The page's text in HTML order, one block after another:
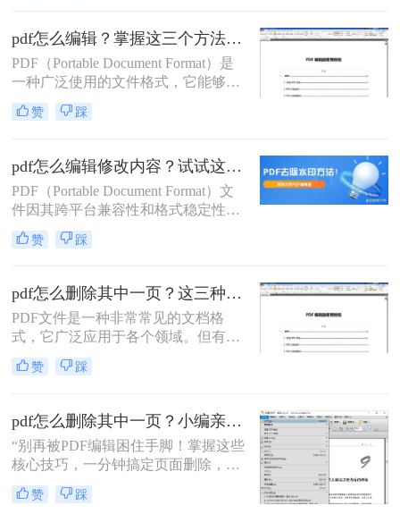
方法。
pdf怎么编辑？掌握这三个方法，轻松编辑PDF文件！
PDF（Portable Document Format）是
一种广泛使用的文件格式，它能够保
持文档格式不变，无论在哪种设备上
打开都能呈现出一致的效果。然而，
编辑，比如修改文字、添加注释或签
名等。那么pdf怎么编辑呢？本文将详
细介绍几种常见的方法来帮助您编辑
PDF文件。
赞 踩
pdf怎么编辑修改内容？试试这6种编辑方法！
PDF（Portable Document Format）文
件因其跨平台兼容性和格式稳定性，
被广泛应用于各种文档传输和存储场
景。然而，PDF文件的编辑和修改却
修改内容呢？本文将介绍六种编辑和
修改PDF内容的方法，帮助你轻松应
对PDF文件的编辑需求。
赞 踩
pdf怎么删除其中一页？这三种方法可以快速删除！
PDF文件是一种非常常见的文档格
式，它广泛应用于各个领域。但有时
候，我们可能需要删除其中的一页。
本文将向您介绍几种简便而快捷的方
题。
赞 踩
pdf怎么删除其中一页？小编亲测5种实用方法，告别繁琐操作！
“别再被PDF编辑困住手脚！掌握这些
核心技巧，一分钟搞定页面删除，效
率直接翻倍。”作为一名深耕电脑办
公软件测评多年的博主，小编每天都
赞 踩